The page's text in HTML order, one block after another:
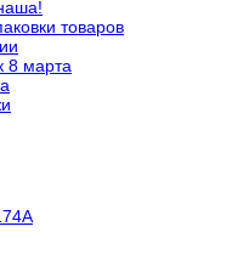
товаров
8 марта